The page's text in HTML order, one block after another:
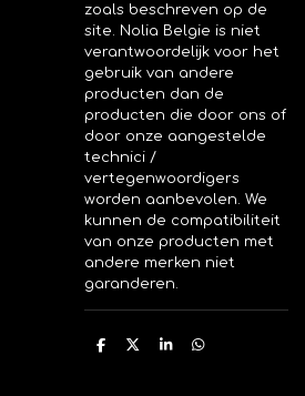
zoals beschreven op de
site. Nolia Belgie is niet
verantwoordelijk voor het
gebruik van andere
producten dan de
producten die door ons of
door onze aangestelde
technici /
vertegenwoordigers
worden aanbevolen. We
kunnen de compatibiliteit
van onze producten met
andere merken niet
garanderen.
D
D
S
D